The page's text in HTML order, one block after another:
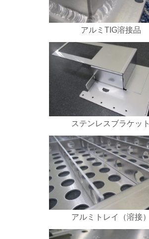
アルミTIG溶接品
ステンレスブラケット
アルミトレイ（溶接）